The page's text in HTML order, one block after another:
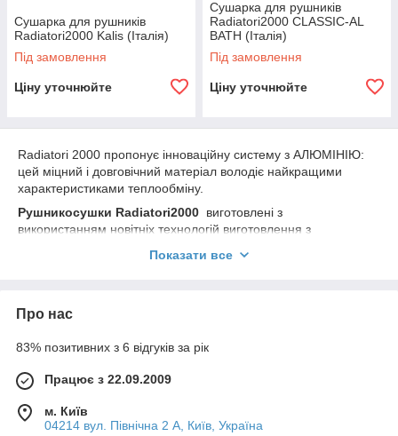
Сушарка для рушників
Radiatori2000 Kalis (Італія)
Під замовлення
Ціну уточнюйте
Сушарка для рушників
Radiatori2000 CLASSIC-AL
BATH (Італія)
Під замовлення
Ціну уточнюйте
Radiatori 2000 пропонує інноваційну систему з АЛЮМІНІЮ:
цей міцний і довговічний матеріал володіє найкращими
характеристиками теплообміну.
Рушникосушки Radiatori2000 виготовлені з
використанням новітніх технологій виготовлення з
• Більша тепловіддача.
• Секційна конструкція.
• Унікальний дизайн.
Показати все
Про нас
83% позитивних з 6 відгуків за рік
Працює з 22.09.2009
м. Київ
04214 вул. Північна 2 А, Київ, Україна